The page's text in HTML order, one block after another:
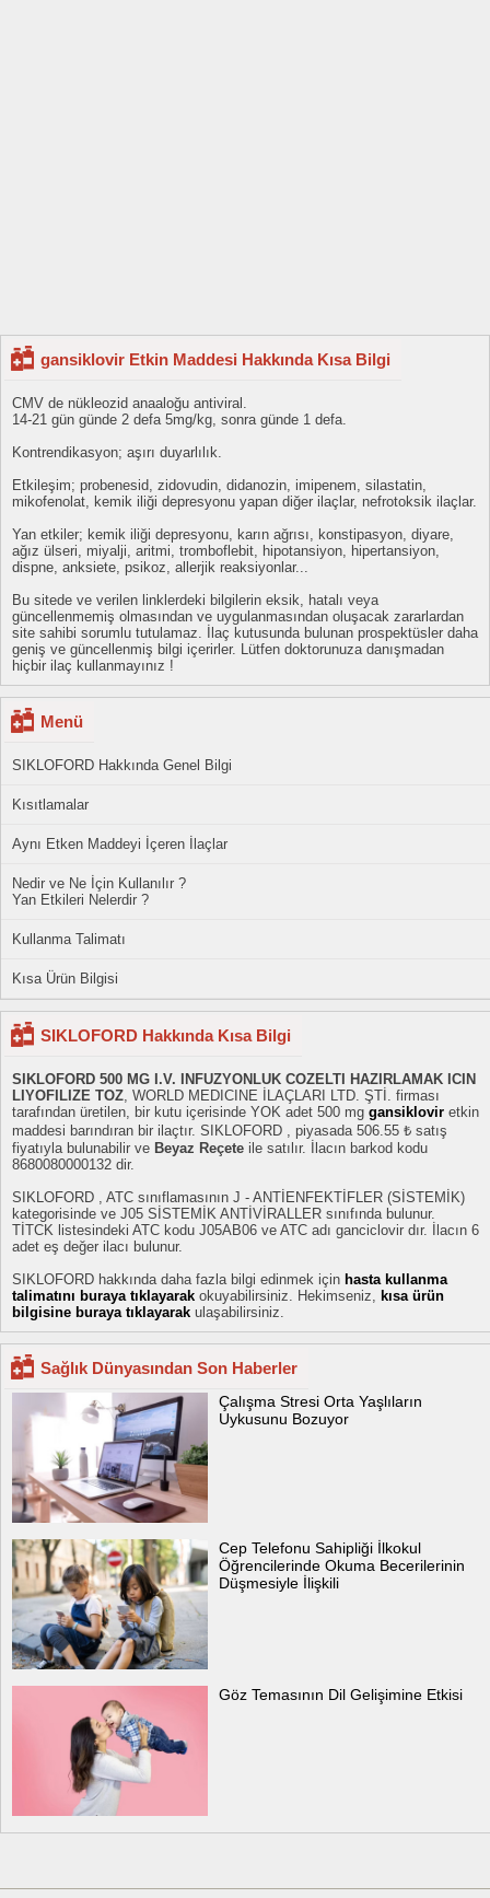
gansiklovir Etkin Maddesi Hakkında Kısa Bilgi
CMV de nükleozid anaaloğu antiviral.
14-21 gün günde 2 defa 5mg/kg, sonra günde 1 defa.
Kontrendikasyon; aşırı duyarlılık.
Etkileşim; probenesid, zidovudin, didanozin, imipenem, silastatin,
mikofenolat, kemik iliği depresyonu yapan diğer ilaçlar, nefrotoksik ilaçlar.
Yan etkiler; kemik iliği depresyonu, karın ağrısı, konstipasyon, diyare,
ağız ülseri, miyalji, aritmi, tromboflebit, hipotansiyon, hipertansiyon,
dispne, anksiete, psikoz, allerjik reaksiyonlar...
Bu sitede ve verilen linklerdeki bilgilerin eksik, hatalı veya
güncellenmemiş olmasından ve uygulanmasından oluşacak zararlardan
site sahibi sorumlu tutulamaz. İlaç kutusunda bulunan prospektüsler daha
geniş ve güncellenmiş bilgi içerirler. Lütfen doktorunuza danışmadan
hiçbir ilaç kullanmayınız !
Menü
SIKLOFORD Hakkında Genel Bilgi
Kısıtlamalar
Aynı Etken Maddeyi İçeren İlaçlar
Nedir ve Ne İçin Kullanılır ?
Yan Etkileri Nelerdir ?
Kullanma Talimatı
Kısa Ürün Bilgisi
SIKLOFORD Hakkında Kısa Bilgi
SIKLOFORD 500 MG I.V. INFUZYONLUK COZELTI HAZIRLAMAK ICIN
LIYOFILIZE TOZ, WORLD MEDICINE İLAÇLARI LTD. ŞTİ. firması
tarafından üretilen, bir kutu içerisinde YOK adet 500 mg gansiklovir etkin
maddesi barındıran bir ilaçtır. SIKLOFORD , piyasada 506.55 ₺ satış
fiyatıyla bulunabilir ve Beyaz Reçete ile satılır. İlacın barkod kodu
8680080000132 dir.
SIKLOFORD , ATC sınıflamasının J - ANTİENFEKTİFLER (SİSTEMİK)
kategorisinde ve J05 SİSTEMİK ANTİVİRALLER sınıfında bulunur.
TİTCK listesindeki ATC kodu J05AB06 ve ATC adı ganciclovir dır. İlacın 6
adet eş değer ilacı bulunur.
SIKLOFORD hakkında daha fazla bilgi edinmek için hasta kullanma
talimatını buraya tıklayarak okuyabilirsiniz. Hekimseniz, kısa ürün
bilgisine buraya tıklayarak ulaşabilirsiniz.
Sağlık Dünyasından Son Haberler
Çalışma Stresi Orta Yaşlıların
Uykusunu Bozuyor
Cep Telefonu Sahipliği İlkokul
Öğrencilerinde Okuma Becerilerinin
Düşmesiyle İlişkili
Göz Temasının Dil Gelişimine Etkisi